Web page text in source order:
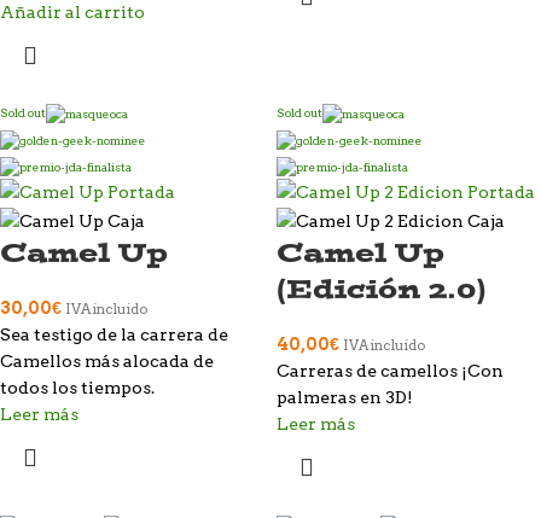
Añadir al carrito
Sold out
Camel Up
30,00€ IVA incluido
Sea testigo de la carrera de
Camellos más alocada de
todos los tiempos.
Leer más
Sold out
Camel Up
(Edición 2.0)
40,00€ IVA incluido
Carreras de camellos ¡Con
palmeras en 3D!
Leer más